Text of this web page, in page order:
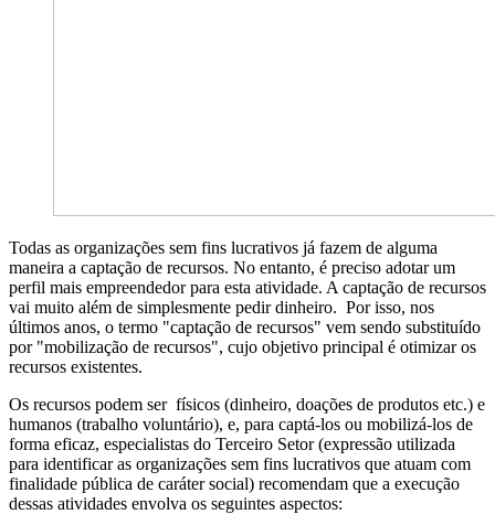
Todas as organizações sem fins lucrativos já fazem de alguma
maneira a captação de recursos. No entanto, é preciso adotar um
perfil mais empreendedor para esta atividade. A captação de recursos
vai muito além de simplesmente pedir dinheiro. Por isso, nos
últimos anos, o termo "captação de recursos" vem sendo substituído
por "mobilização de recursos", cujo objetivo principal é otimizar os
recursos existentes.
Os recursos podem ser físicos (dinheiro, doações de produtos etc.) e
humanos (trabalho voluntário), e, para captá-los ou mobilizá-los de
forma eficaz, especialistas do Terceiro Setor (expressão utilizada
para identificar as organizações sem fins lucrativos que atuam com
finalidade pública de caráter social) recomendam que a execução
dessas atividades envolva os seguintes aspectos: